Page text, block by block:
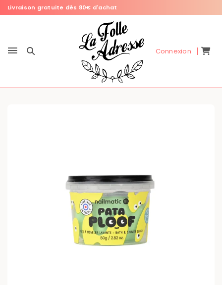
Livraison gratuite dès 80€ d'achat
Connexion